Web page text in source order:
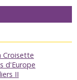
Croisette
d'Europe
II